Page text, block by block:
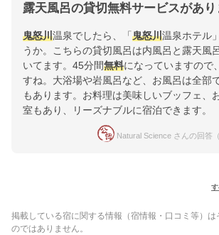
露天風呂の貸切無料サービスがあり
鬼怒川温泉でしたら、「 鬼怒川温泉ホテル
うか。こちらの貸切風呂は内風呂と露天風
いてます。45分間無料になっていますので
すね。大浴場や岩風呂など、お風呂は全部
もあります。お料理は美味しいブッフェ、
室もあり、リーズナブルに宿泊できます。
Natural Science さんの回答
掲載している宿に関する情報（宿情報・口コミ等）は
のではありません。